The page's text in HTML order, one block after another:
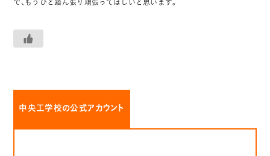
で、もうひと踏ん張り頑張ってほしいと思います。
中央工学校の公式アカウント